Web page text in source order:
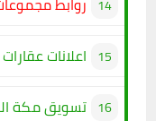
اعلانات عقارات
تسويق مكة